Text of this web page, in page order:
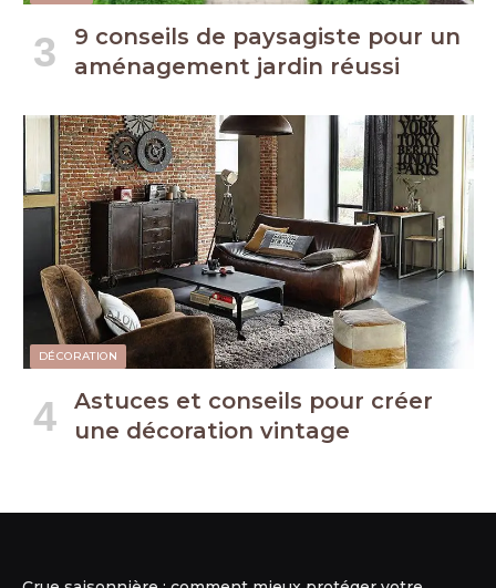
9 conseils de paysagiste pour un
aménagement jardin réussi
DÉCORATION
Astuces et conseils pour créer
une décoration vintage